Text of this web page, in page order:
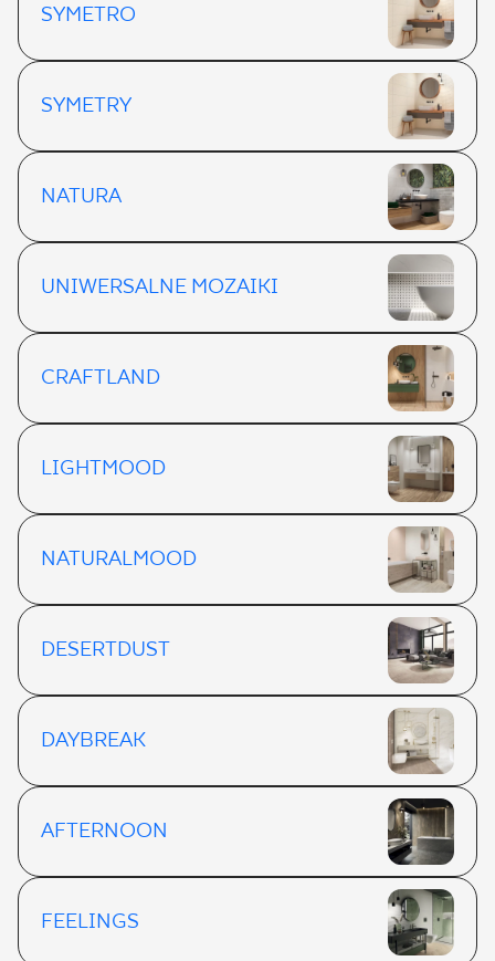
SYMETRO
SYMETRY
NATURA
UNIWERSALNE MOZAIKI
CRAFTLAND
LIGHTMOOD
NATURALMOOD
DESERTDUST
DAYBREAK
AFTERNOON
FEELINGS